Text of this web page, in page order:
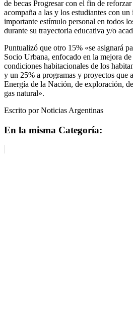
de becas Progresar con el fin de
acompaña a las y los estudiantes con
importante estímulo personal en todos
durante su trayectoria educativa y/o
Puntualizó que otro 15% «se asignará
Socio Urbana, enfocado en la mejora
condiciones habitacionales de los
y un 25% a programas y proyectos que
Energía de la Nación, de exploración,
gas natural».
Escrito por Noticias Argentinas
En la misma Categoría: